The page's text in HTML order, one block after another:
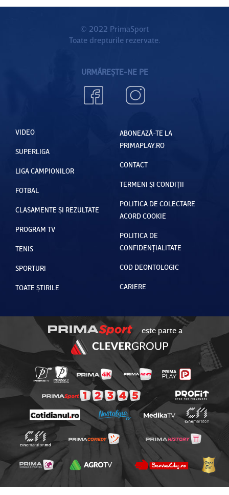
© 2022 PrimaSport
Toate drepturile rezervate.
URMĂREȘTE-NE PE
VIDEO
SUPERLIGA
LIGA CAMPIONILOR
FOTBAL
CLASAMENTE ȘI REZULTATE
PROGRAM TV
TENIS
SPORTURI
TOATE ȘTIRILE
ABONEAZĂ-TE LA
PRIMAPLAY.RO
CONTACT
TERMENI ȘI CONDIȚII
POLITICA DE COLECTARE
ACORD COOKIE
POLITICA DE
CONFIDENȚIALITATE
COD DEONTOLOGIC
CARIERE
este parte a